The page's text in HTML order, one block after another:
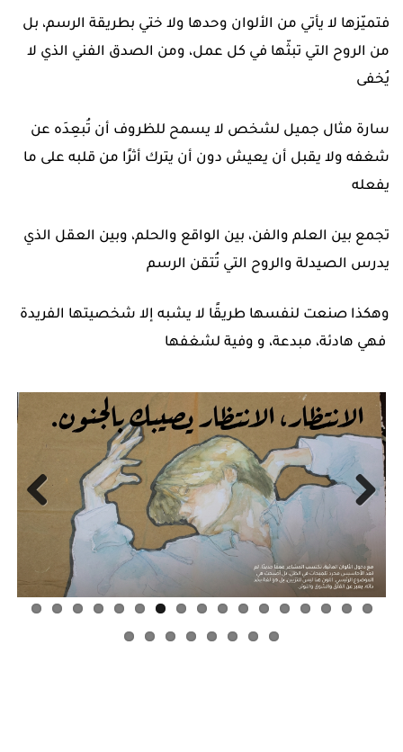
فتميّزها لا يأتي من الألوان وحدها ولا ختي بطريقة الرسم، بل
من الروح التي تبثّها في كل عمل، ومن الصدق الفني الذي لا
يُخفى
سارة مثال جميل لشخص لا يسمح للظروف أن تُبعِدَه عن
شغفه ولا يقبل أن يعيش دون أن يترك أثرًا من قلبه على ما
يفعله
تجمع بين العلم والفن، بين الواقع والحلم، وبين العقل الذي
يدرس الصيدلة والروح التي تُتقن الرسم
وهكذا صنعت لنفسها طريقًا لا يشبه إلا شخصيتها الفريدة
Previous